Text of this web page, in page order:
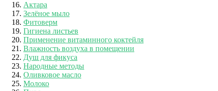
Актара
Зелёное мыло
Фитоверм
Гигиена листьев
Применение витаминного коктейля
Влажность воздуха в помещении
Душ для фикуса
Народные методы
Оливковое масло
Молоко